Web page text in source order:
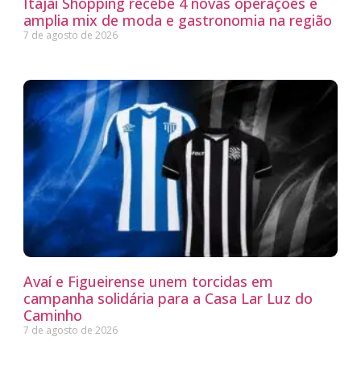
amplia mix de moda e gastronomia na região
7 de agosto de 2026
Avaí e Figueirense unem torcidas em
campanha solidária para a Casa Lar Luz do
Caminho
7 de agosto de 2026